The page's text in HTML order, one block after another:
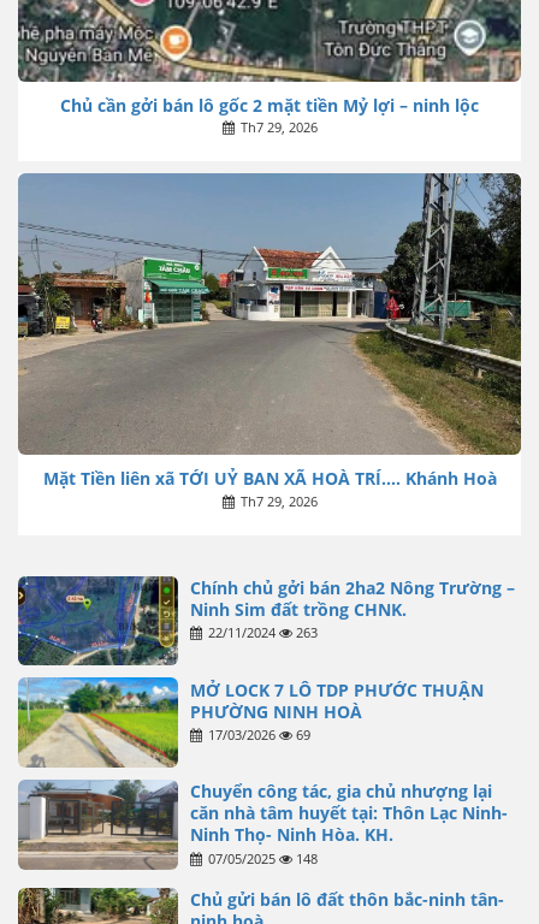
Chủ cần gởi bán lô gốc 2 mặt tiền Mỷ lợi – ninh lộc
Th7 29, 2026
Mặt Tiền liên xã TỚI UỶ BAN XÃ HOÀ TRÍ…. Khánh Hoà
Th7 29, 2026
Chính chủ gởi bán 2ha2 Nông Trường –
Ninh Sim đất trồng CHNK.
22/11/2024 263
MỞ LOCK 7 LÔ TDP PHƯỚC THUẬN
PHƯỜNG NINH HOÀ
17/03/2026 69
Chuyển công tác, gia chủ nhượng lại
căn nhà tâm huyết tại: Thôn Lạc Ninh-
Ninh Thọ- Ninh Hòa. KH.
07/05/2025 148
Chủ gửi bán lô đất thôn bắc-ninh tân-